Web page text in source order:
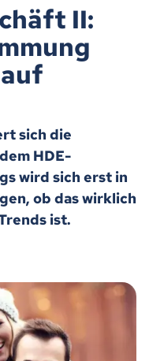
II:
sich die
HDE-
wird sich erst in
ob das wirklich
ist.